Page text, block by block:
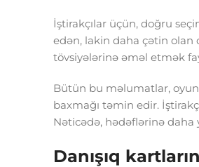
İştirakçılar üçün, doğru
edən, lakin daha çətin olan
tövsiyələrinə əməl etmək
Bütün bu məlumatlar,
baxmağı təmin edir.
Nəticədə, hədəflərinə daha
Danışıq